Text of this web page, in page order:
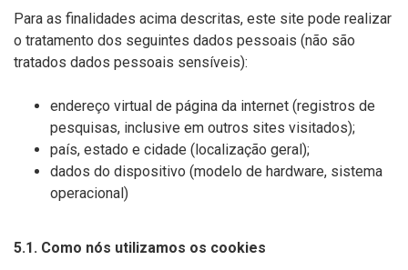
Para as finalidades acima descritas, este site pode realizar
o tratamento dos seguintes dados pessoais (não são
tratados dados pessoais sensíveis):
endereço virtual de página da internet (registros de
pesquisas, inclusive em outros sites visitados);
país, estado e cidade (localização geral);
dados do dispositivo (modelo de hardware, sistema
operacional)
5.1. Como nós utilizamos os cookies